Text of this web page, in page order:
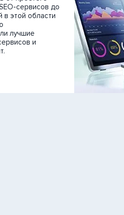
сервисов до
в этой области
лучшие
и
Поисковое продвижение
ПС
SEO